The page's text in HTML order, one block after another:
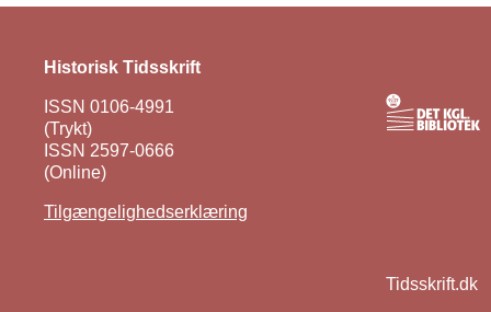
Historisk Tidsskrift
ISSN 0106-4991
(Trykt)
ISSN 2597-0666
(Online)
Tilgængelighedserklæring